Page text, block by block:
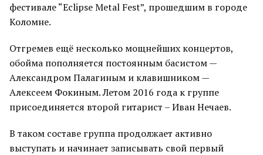
фестивале “Eclipse Metal Fest”, прошедшим в городе
Коломне.
Отгремев ещё несколько мощнейших концертов,
обойма пополняется постоянным басистом —
Александром Палагиным и клавишником —
Алексеем Фокиным. Летом 2016 года к группе
присоединяется второй гитарист – Иван Нечаев.
В таком составе группа продолжает активно
выступать и начинает записывать свой первый